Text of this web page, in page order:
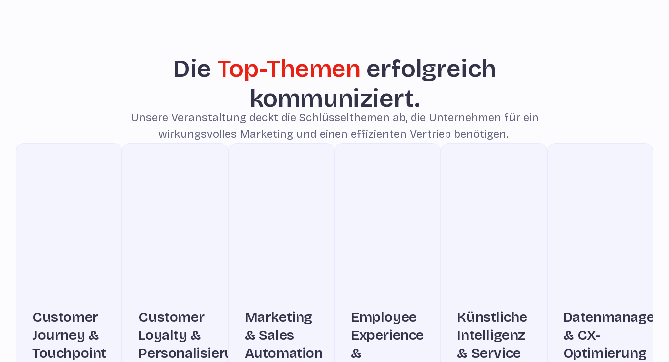
Die Top-Themen erfolgreich
kommuniziert.
Unsere Veranstaltung deckt die Schlüsselthemen ab, die Unternehmen für ein
wirkungsvolles Marketing und einen effizienten Vertrieb benötigen.
Customer
Journey &
Touchpoint
Customer
Loyalty &
Personalisierung
Marketing
& Sales
Automation
Employee
Experience
&
Künstliche
Intelligenz
& Service
& CX-
Optimierung